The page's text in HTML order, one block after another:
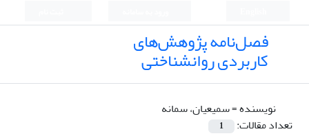
فصل‌نامه پژوهش‌های
کاربردی روانشناختی
نویسنده =سمیعیان، سمانه
تعداد مقالات:
1